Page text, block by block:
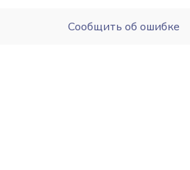
Сообщить об ошибке